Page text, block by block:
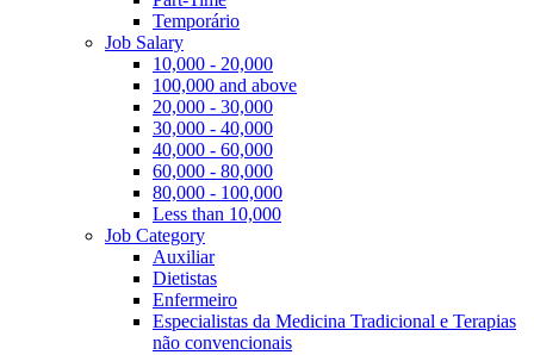
Temporário
Job Salary
10,000 - 20,000
100,000 and above
20,000 - 30,000
30,000 - 40,000
40,000 - 60,000
60,000 - 80,000
80,000 - 100,000
Less than 10,000
Job Category
Auxiliar
Dietistas
Enfermeiro
Especialistas da Medicina Tradicional e Terapias
não convencionais